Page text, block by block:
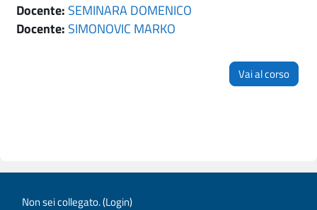
Docente: SEMINARA DOMENICO
Docente: SIMONOVIC MARKO
Vai al corso
Non sei collegato. (Login)